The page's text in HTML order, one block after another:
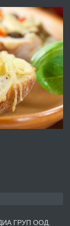
преди 1 година
преди 1 година
на Ангел
ГРУП ООД.